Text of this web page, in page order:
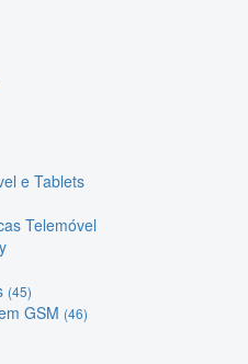
e Tablets
Telemóvel
(45)
GSM (46)